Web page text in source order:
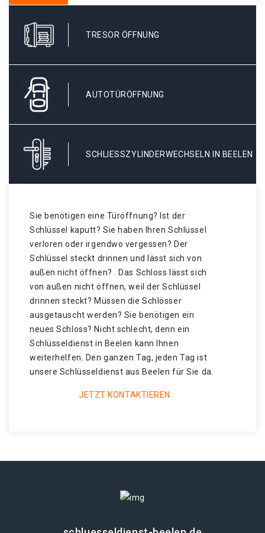
TRESOR ÖFFNUNG
AUTOTÜRÖFFNUNG
SCHLIESSZYLINDERWECHSELN IN BEELEN
Sie benötigen eine Türöffnung? Ist der
Schlüssel kaputt? Sie haben Ihren Schlüssel
verloren oder irgendwo vergessen? Der
Schlüssel steckt drinnen und lässt sich von
außen nicht öffnen? . Das Schloss lässt sich
von außen nicht öffnen, weil der Schlüssel
drinnen steckt? Müssen die Schlösser
ausgetauscht werden? Sie benötigen ein
neues Schloss? Nicht schlecht, denn ein
Schlüsseldienst in Beelen kann Ihnen
weiterhelfen. Den ganzen Tag, jeden Tag ist
unsere Schlüsseldienst aus Beelen für Sie da.
JETZT KONTAKTIEREN